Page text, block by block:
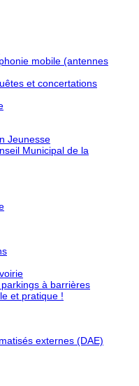
mobile (antennes
et concertations
Jeunesse
Municipal de la
à barrières
et pratique !
externes (DAE)